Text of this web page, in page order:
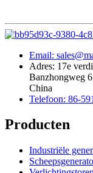
Email:
Adres: 17e
Banzhongweg
China
Telefoon: 86-
Producten
Industriële